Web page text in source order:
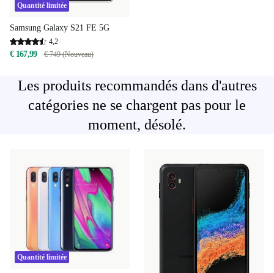
Quantité limitée
Samsung Galaxy S21 FE 5G
4,2
€ 167,99 € 749 (Nouveau)
Les produits recommandés dans d'autres
catégories ne se chargent pas pour le
moment, désolé.
Quantité limitée